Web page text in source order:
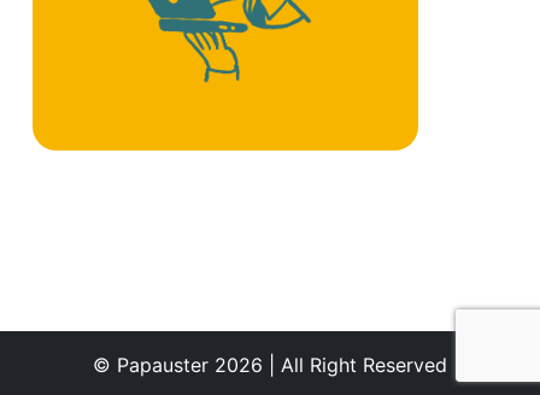
© Papauster 2026 | All Right Reserved